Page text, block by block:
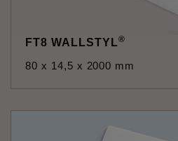
FT8 WALLSTYL®
80 x 14,5 x 2000 mm